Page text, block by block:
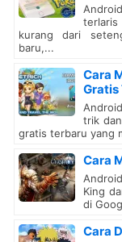
terlaris
kurang dari
baru,...
Cara
Gratis
trik
gratis terbaru yang
Cara
King
di
Cara